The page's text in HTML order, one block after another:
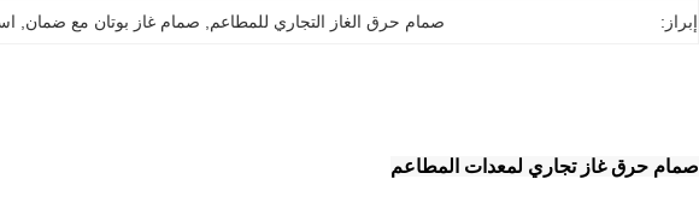
إبراز: صمام حرق الغاز التجاري للمطاعم صمام غاز بوتان مع ضمان
صمام حرق غاز تجاري لمعدات المطاعم